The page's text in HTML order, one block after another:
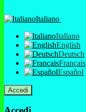
Italiano
Italiano
English
Deutsch
Français
Español
Accedi